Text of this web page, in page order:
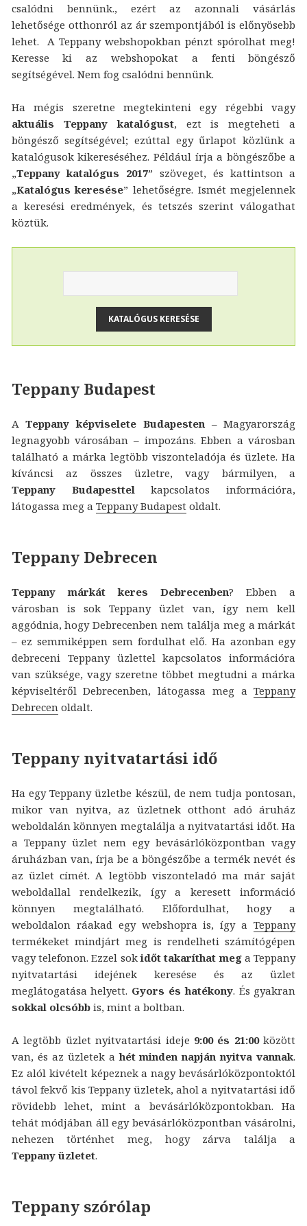
csalódni bennünk., ezért az azonnali vásárlás
lehetősége otthonról az ár szempontjából is előnyösebb
lehet. A Teppany webshopokban pénzt spórolhat meg!
Keresse ki az webshopokat a fenti böngésző
segítségével. Nem fog csalódni bennünk.
Ha mégis szeretne megtekinteni egy régebbi vagy
aktuális Teppany katalógust, ezt is megteheti a
böngésző segítségével; ezúttal egy űrlapot közlünk a
katalógusok kikereséséhez. Például írja a böngészőbe a
„Teppany katalógus 2017” szöveget, és kattintson a
„Katalógus keresése” lehetőségre. Ismét megjelennek
a keresési eredmények, és tetszés szerint válogathat
köztük.
Teppany Budapest
ATeppany képviselete Budapesten– Magyarország
legnagyobb városában – impozáns. Ebben a városban
található a márka legtöbb viszonteladója és üzlete. Ha
kíváncsi az összes üzletre, vagy bármilyen, a
Teppany Budapesttel kapcsolatos információra,
látogassa meg a Teppany Budapest oldalt.
Teppany Debrecen
Teppany márkát keres Debrecenben? Ebben a
városban is sok Teppany üzlet van, így nem kell
aggódnia, hogy Debrecenben nem találja meg a márkát
– ez semmiképpen sem fordulhat elő. Ha azonban egy
debreceni Teppany üzlettel kapcsolatos információra
van szüksége, vagy szeretne többet megtudni a márka
képviseltéről Debrecenben, látogassa meg aTeppany
Debrecen oldalt.
Teppany nyitvatartási idő
Ha egy Teppany üzletbe készül, de nem tudja pontosan,
mikor van nyitva, az üzletnek otthont adó áruház
weboldalán könnyen megtalálja a nyitvatartási időt. Ha
a Teppany üzlet nem egy bevásárlóközpontban vagy
áruházban van, írja be a böngészőbe a termék nevét és
az üzlet címét. A legtöbb viszonteladó ma már saját
weboldallal rendelkezik, így a keresett információ
könnyen megtalálható. Előfordulhat, hogy a
weboldalon ráakad egy webshopra is, így aTeppany
termékeket mindjárt meg is rendelheti számítógépen
vagy telefonon. Ezzel sokidőt takaríthat mega Teppany
nyitvatartási idejének keresése és az üzlet
meglátogatása helyett. Gyors és hatékony. És gyakran
sokkal olcsóbbis, mint a boltban.
A legtöbb üzlet nyitvatartási ideje 9:00 és 21:00között
van, és az üzletek ahét minden napján nyitva vannak.
Ez alól kivételt képeznek a nagy bevásárlóközpontoktól
távol fekvő kis Teppany üzletek, ahol a nyitvatartási idő
rövidebb lehet, mint a bevásárlóközpontokban. Ha
tehát módjában áll egy bevásárlóközpontban vásárolni,
nehezen történhet meg, hogy zárva találja a
Teppany üzletet.
Teppany szórólap